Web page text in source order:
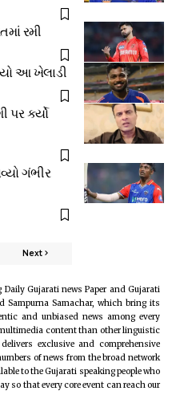
રમી
આ ખેલાડી
પર કર્યો
ગંભીર
Next
Gujarati news Paper and Gujarati
Sampurna Samachar, which bring its
and unbiased news among every
content than other linguistic
exclusive and comprehensive
of news from the broad network
to the Gujarati speaking people who
so that every core event can reach our